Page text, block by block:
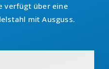
verfügt über eine
mit Ausguss.